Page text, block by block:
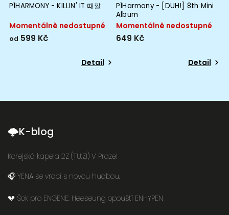
P1HARMONY - KILLIN' IT 때깔
Momentálně nedostupné
od 599 Kč
Detail
P1Harmony - [DUH!] 8th Mini
Album
Momentálně nedostupné
649 Kč
Detail
🌩K-blog
Korejská kapela 2Z (TU:ZI) V Praze!
🎧 YENA se vrací s novou hudbou.
💔 Šok pro ENGENE: Heeseung opouští ENHYPEN